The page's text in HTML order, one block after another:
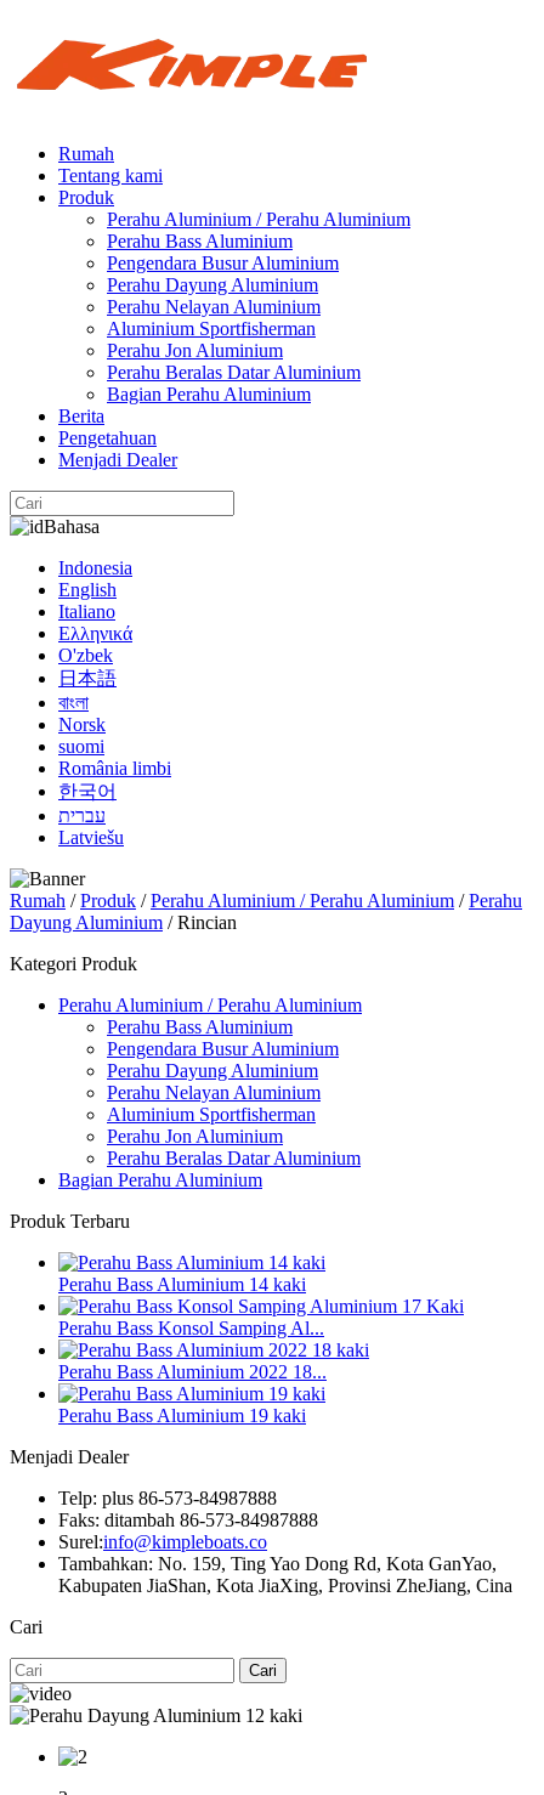
Rumah
Tentang kami
Produk
Perahu Aluminium / Perahu Aluminium
Perahu Bass Aluminium
Pengendara Busur Aluminium
Perahu Dayung Aluminium
Perahu Nelayan Aluminium
Aluminium Sportfisherman
Perahu Jon Aluminium
Perahu Beralas Datar Aluminium
Bagian Perahu Aluminium
Berita
Pengetahuan
Menjadi Dealer
Bahasa
Indonesia
English
Italiano
Ελληνικά
O'zbek
日本語
বাংলা
Norsk
suomi
România limbi
한국어
עברית
Latviešu
Rumah /Produk /Perahu Aluminium / Perahu Aluminium /Perahu
Dayung Aluminium / Rincian
Kategori Produk
Perahu Aluminium / Perahu Aluminium
Perahu Bass Aluminium
Pengendara Busur Aluminium
Perahu Dayung Aluminium
Perahu Nelayan Aluminium
Aluminium Sportfisherman
Perahu Jon Aluminium
Perahu Beralas Datar Aluminium
Bagian Perahu Aluminium
Produk Terbaru
Perahu Bass Aluminium 14 kaki
Perahu Bass Konsol Samping Al...
Perahu Bass Aluminium 2022 18...
Perahu Bass Aluminium 19 kaki
Menjadi Dealer
Telp: plus 86-573-84987888
Faks: ditambah 86-573-84987888
Surel:info@kimpleboats.co
Tambahkan: No. 159, Ting Yao Dong Rd, Kota GanYao,
Kabupaten JiaShan, Kota JiaXing, Provinsi ZheJiang, Cina
Cari
Cari